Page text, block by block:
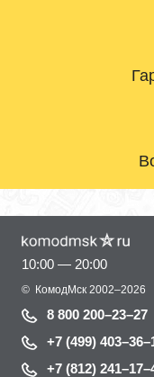
10:00 — 20:00
© КомодМск 2002–2026
8 800 200–23–27
+7 (499)
+7 (812)